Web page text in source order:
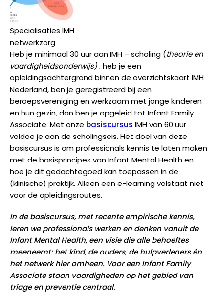
Specialisaties IMH
netwerkzorg
Heb je minimaal 30 uur aan IMH – scholing (theorie en
vaardigheidsonderwijs), heb je een
opleidingsachtergrond binnen de overzichtskaart IMH
Nederland, ben je geregistreerd bij een
beroepsvereniging en werkzaam met jonge kinderen
en hun gezin, dan ben je opgeleid tot Infant Family
Associate. Met onze basiscursus IMH van 60 uur
voldoe je aan de scholingseis. Het doel van deze
basiscursus is om professionals kennis te laten maken
met de basisprincipes van Infant Mental Health en
hoe je dit gedachtegoed kan toepassen in de
(klinische) praktijk. Alleen een e-learning volstaat niet
voor de opleidingsroutes.
In de basiscursus, met recente empirische kennis,
leren we professionals werken en denken vanuit de
Infant Mental Health, een visie die alle behoeftes
meeneemt: het kind, de ouders, de hulpverleners én
het netwerk hier omheen. Voor een Infant Family
Associate staan vaardigheden op het gebied van
triage en preventie centraal.